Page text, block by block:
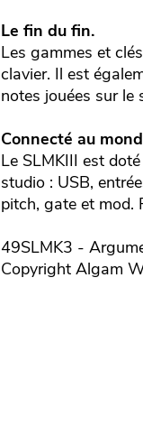
Le fin du fin.
Les gammes et
clavier. Il est
notes jouées sur le
Connecté au
Le SLMKIII est
studio : USB,
pitch, gate et mod.
49SLMK3 -
Copyright Algam